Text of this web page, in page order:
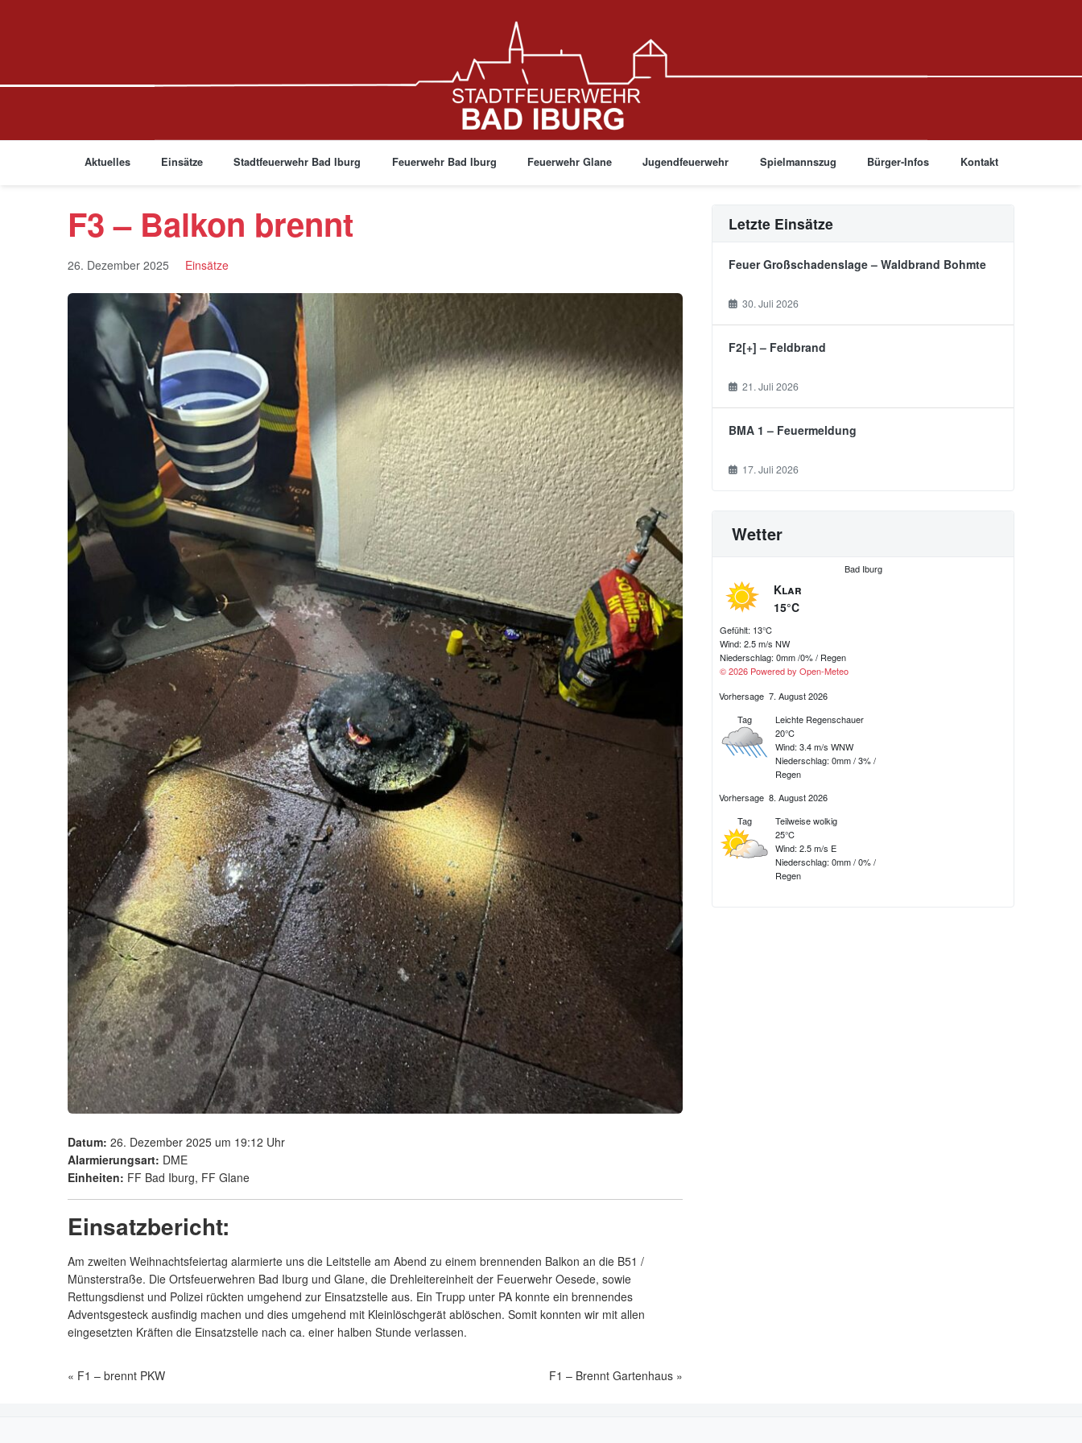
Aktuelles Einsätze Stadtfeuerwehr Bad Iburg Feuerwehr Bad Iburg Feuerwehr Glane Jugendfeuerwehr Spielmannszug Bürger-Infos Kontakt
F3 – Balkon brennt
26. Dezember 2025 Einsätze
Datum: 26. Dezember 2025 um 19:12 Uhr
Alarmierungsart: DME
Einheiten: FF Bad Iburg, FF Glane
Einsatzbericht:
Am zweiten Weihnachtsfeiertag alarmierte uns die Leitstelle am Abend zu einem brennenden Balkon an die B51 /
Münsterstraße. Die Ortsfeuerwehren Bad Iburg und Glane, die Drehleitereinheit der Feuerwehr Oesede, sowie
Rettungsdienst und Polizei rückten umgehend zur Einsatzstelle aus. Ein Trupp unter PA konnte ein brennendes
Adventsgesteck ausfindig machen und dies umgehend mit Kleinlöschgerät ablöschen. Somit konnten wir mit allen
eingesetzten Kräften die Einsatzstelle nach ca. einer halben Stunde verlassen.
F1 – brennt PKW F1 – Brennt Gartenhaus
Letzte Einsätze
Feuer Großschadenslage – Waldbrand Bohmte
30. Juli 2026
F2[+] – Feldbrand
21. Juli 2026
BMA 1 – Feuermeldung
17. Juli 2026
Wetter
Bad Iburg
Klar
15°C
Gefühlt: 13°C
Wind: 2.5 m/s NW
Niederschlag: 0mm/0%/ Regen
© 2026 Powered by Open-Meteo
Vorhersage 7. August 2026
Tag
Leichte Regenschauer
20°C
Wind: 3.4 m/s WNW
Niederschlag: 0mm/3%/
Regen
Vorhersage 8. August 2026
Tag
Teilweise wolkig
25°C
Wind: 2.5 m/s E
Niederschlag: 0mm/0%/
Regen